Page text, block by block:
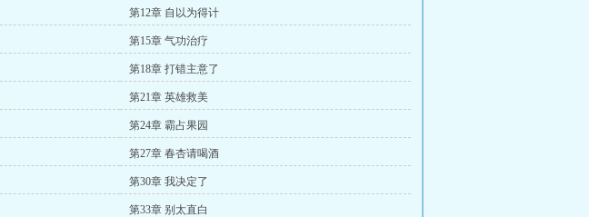
第12章 自以为得计
第15章 气功治疗
第18章 打错主意了
第21章 英雄救美
第24章 霸占果园
第27章 春杏请喝酒
第30章 我决定了
第33章 别太直白